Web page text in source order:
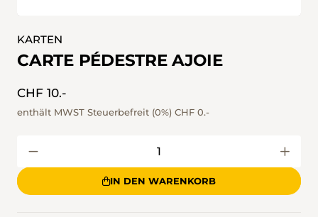
KARTEN
CARTE PÉDESTRE AJOIE
CHF 10.-
enthält MWST Steuerbefreit (0%) CHF 0.-
IN DEN WARENKORB